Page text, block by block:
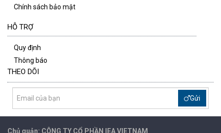
Chính sách bảo mật
HỖ TRỢ
Quy định
Thông báo
THEO DÕI
Gửi
Chủ quản: CÔNG TY CỔ PHẦN IEAVIETNAM